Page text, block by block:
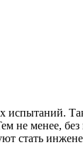
не менее,
стать